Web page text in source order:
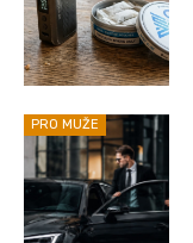
PRO MUŽE